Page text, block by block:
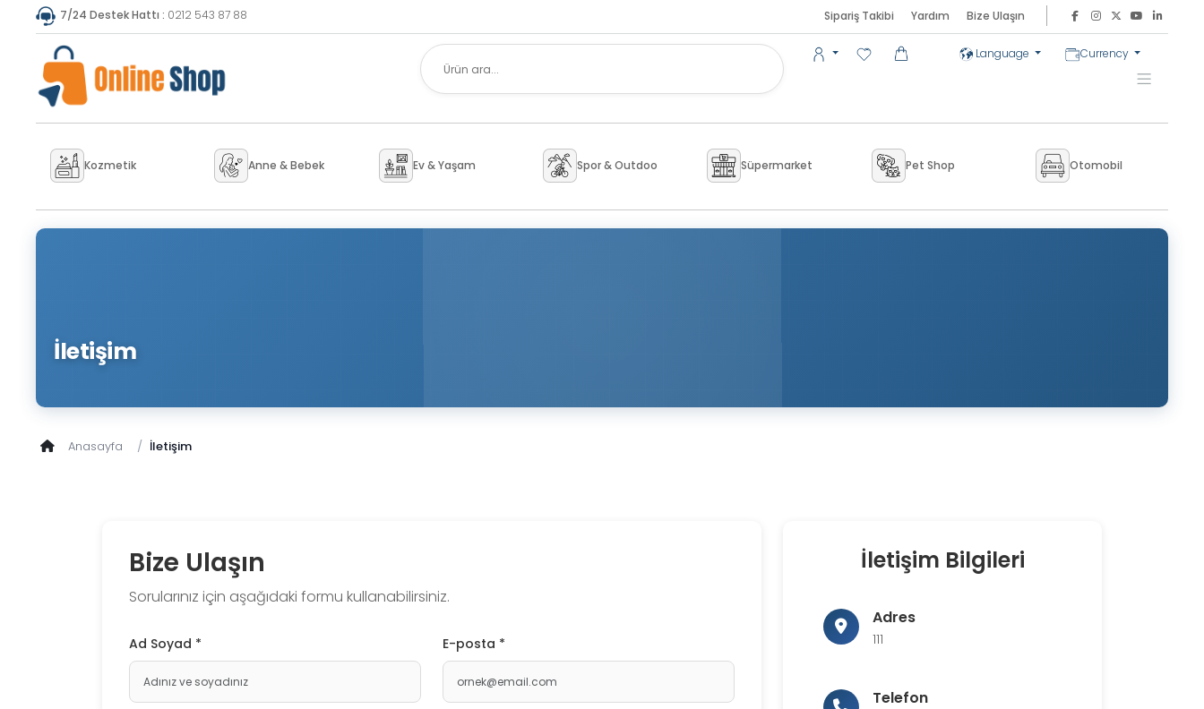
7/24 Destek Hattı : 0212 543 87 88 Sipariş Takibi Yardım Bize Ulaşın
Language Currency
Kozmetik Anne & Bebek Ev & Yaşam Spor & Outdoor Süpermarket Pet Shop Otomobil
İletişim
Anasayfa İletişim
Bize Ulaşın
Sorularınız için aşağıdaki formu kullanabilirsiniz.
Ad Soyad * E-posta *
İletişim Bilgileri
Adres
111
Telefon